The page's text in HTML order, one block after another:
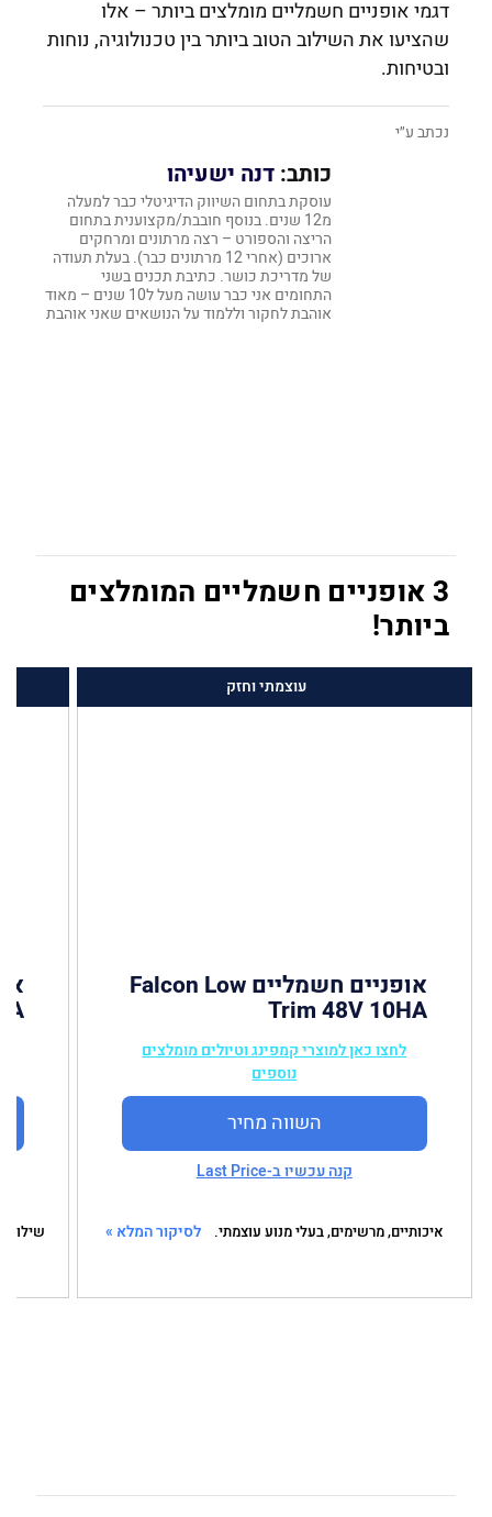
דגמי אופניים חשמליים מומלצים ביותר – אלו
שהציעו את השילוב הטוב ביותר בין טכנולוגיה, נוחות
ובטיחות.
נכתב ע״י
כותב: דנה ישעיהו
עוסקת בתחום השיווק הדיגיטלי כבר למעלה
מ12 שנים. בנוסף חובבת/מקצוענית בתחום
הריצה והספורט – רצה מרתונים ומרחקים
ארוכים (אחרי 12 מרתונים כבר). בעלת תעודה
של מדריכת כושר. כתיבת תכנים בשני
התחומים אני כבר עושה מעל ל10 שנים – מאוד
אוהבת לחקור וללמוד על הנושאים שאני אוהבת
3 אופניים חשמליים המומלצים
ביותר!
עוצמתי וחזק
אופניים חשמליים Falcon Low
Trim 48V 10HA
לחצו כאן למוצרי קמפינג וטיולים מומלצים
נוספים
השווה מחיר
קנה עכשיו ב-Last Price
איכותיים, מרשימים, בעלי מנוע עוצמתי. לסיקור המלא » שילוב